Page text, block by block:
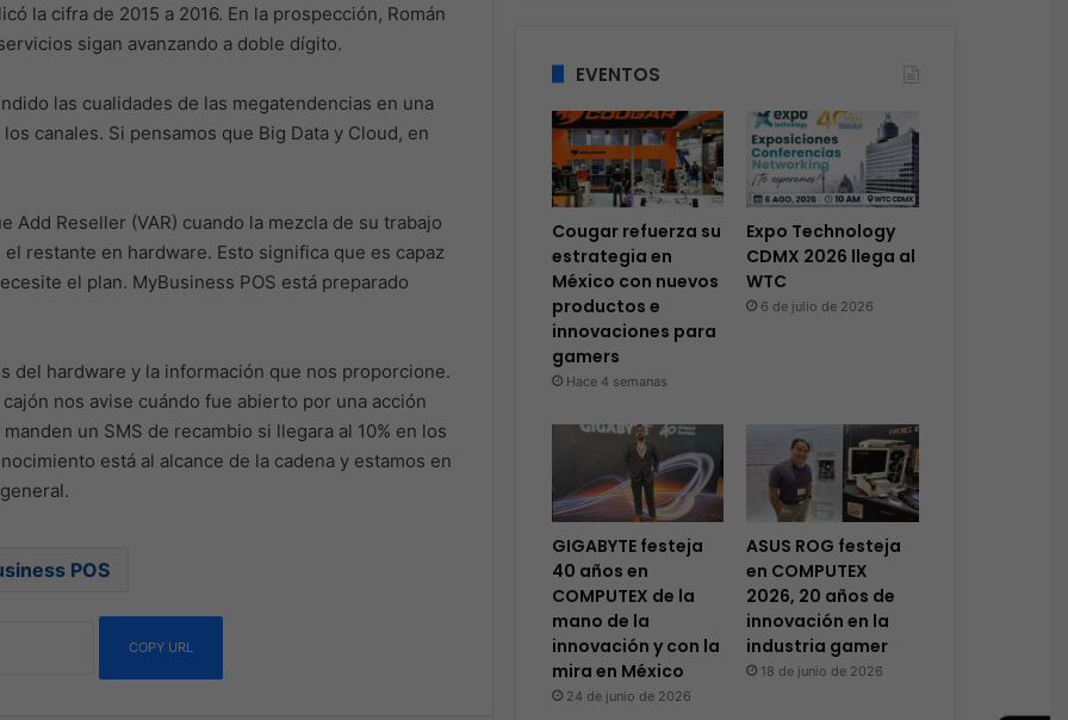
la cifra de 2015 a 2016. En la prospección, Román
sigan avanzando a doble dígito.
las cualidades de las megatendencias en una
canales. Si pensamos que Big Data y Cloud, en
Add Reseller (VAR) cuando la mezcla de su trabajo
restante en hardware. Esto significa que es capaz
el plan. MyBusiness POS está preparado
del hardware y la información que nos proporcione.
nos avise cuándo fue abierto por una acción
un SMS de recambio si llegara al 10% en los
está al alcance de la cadena y estamos en
POS
COPY URL
EVENTOS
Cougar refuerza su
estrategia en
México con nuevos
productos e
innovaciones para
gamers
Hace 4 semanas
Expo Technology
CDMX 2026 llega al
WTC
6 de julio de 2026
GIGABYTE festeja
40 años en
COMPUTEX de la
mano de la
innovación y con la
mira en México
24 de junio de 2026
ASUS ROG festeja
en COMPUTEX
2026, 20 años de
innovación en la
industria gamer
18 de junio de 2026